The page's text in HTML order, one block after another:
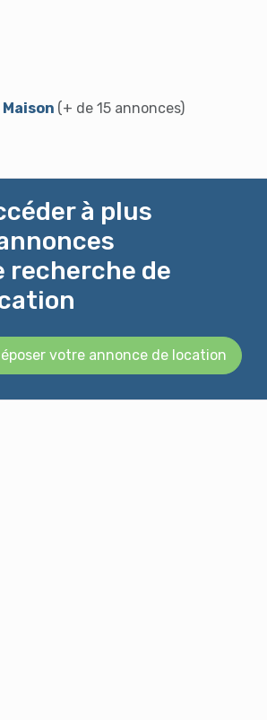
(+ de 15 annonces)
à plus
recherche de
votre annonce de location